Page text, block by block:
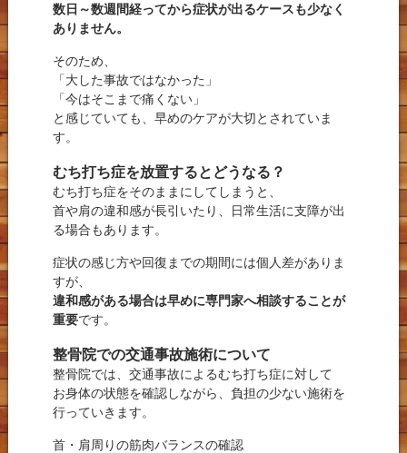
数日～数週間経ってから症状が出るケースも少なく
ありません。
そのため、
「大した事故ではなかった」
「今はそこまで痛くない」
と感じていても、早めのケアが大切とされていま
す。
むち打ち症を放置するとどうなる？
むち打ち症をそのままにしてしまうと、
首や肩の違和感が長引いたり、日常生活に支障が出
る場合もあります。
症状の感じ方や回復までの期間には個人差がありま
すが、
違和感がある場合は早めに専門家へ相談することが
重要です。
整骨院での交通事故施術について
整骨院では、交通事故によるむち打ち症に対して
お身体の状態を確認しながら、負担の少ない施術を
行っていきます。
首・肩周りの筋肉バランスの確認